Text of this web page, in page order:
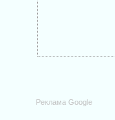
Реклама Google